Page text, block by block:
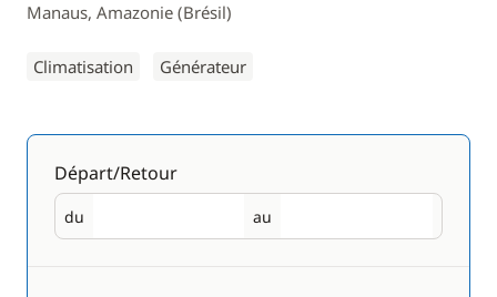
Manaus, Amazonie (Brésil)
Climatisation Générateur
Départ/Retour
du
Départ au
Retour